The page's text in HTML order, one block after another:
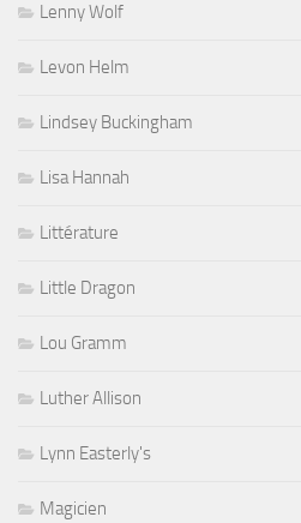
Lenny Wolf
Levon Helm
Lindsey Buckingham
Lisa Hannah
Littérature
Little Dragon
Lou Gramm
Luther Allison
Lynn Easterly's
Magicien